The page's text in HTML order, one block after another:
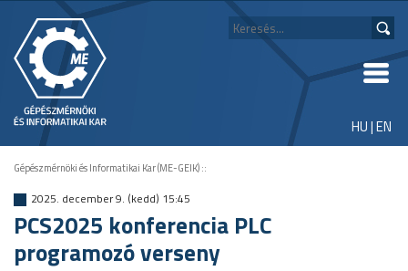
HU|EN
Gépészmérnöki és Informatikai Kar (ME-GEIK)::
2025. december 9. (kedd) 15:45
PCS2025 konferencia PLC
programozó verseny